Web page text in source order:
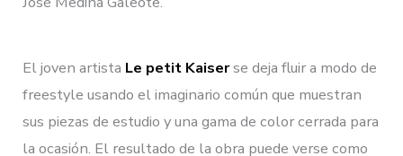
El joven artista Le petit Kaiserse deja fluir a modo de
freestyle usando el imaginario común que muestran
sus piezas de estudio y una gama de color cerrada para
la ocasión. El resultado de la obra puede verse como